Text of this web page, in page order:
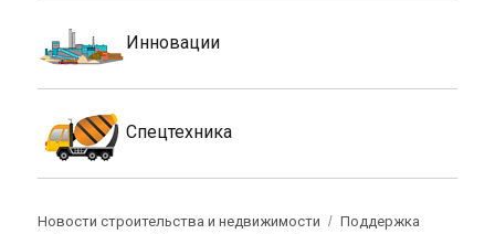
Инновации
Спецтехника
Новости строительства и недвижимости
Поддержка